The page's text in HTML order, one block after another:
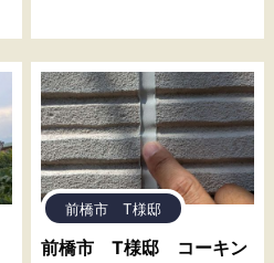
前橋市 T様邸
前橋市 T様邸 コーキン